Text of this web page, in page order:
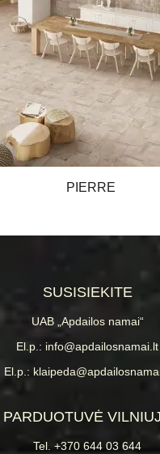
PIERRE
SUSISIEKITE
UAB „Apdailos namai“
El.p.: info@apdailosnamai.lt
El.p.:
PARDUOTUVĖ
Tel. +370 644 03 644